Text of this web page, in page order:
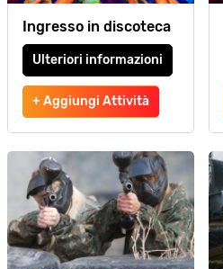
Ingresso in discoteca
Ulteriori informazioni
+ Aggiungi Attività